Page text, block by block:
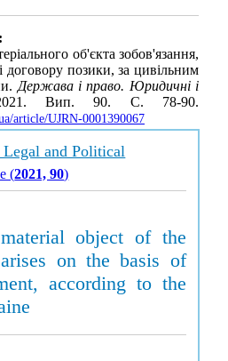
об'єкта зобов'язання,
договору позики, за цивільним
Держава і право. Юридичні і
Вип. 90. С. 78-90.
article/UJRN-0001390067
Legal and Political
(2021, 90)
object of the
on the basis of
according to the